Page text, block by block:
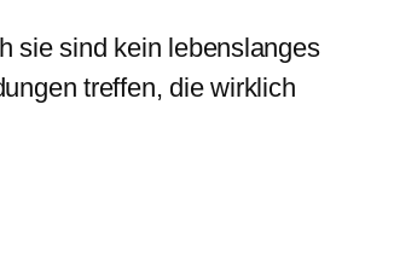
sie sind kein lebenslanges
treffen, die wirklich